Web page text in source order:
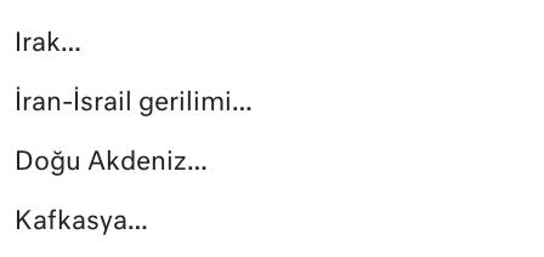
Irak…
İran-İsrail gerilimi…
Doğu Akdeniz…
Kafkasya…